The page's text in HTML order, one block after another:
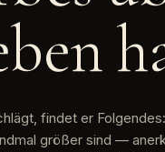
findet er
größer sind —